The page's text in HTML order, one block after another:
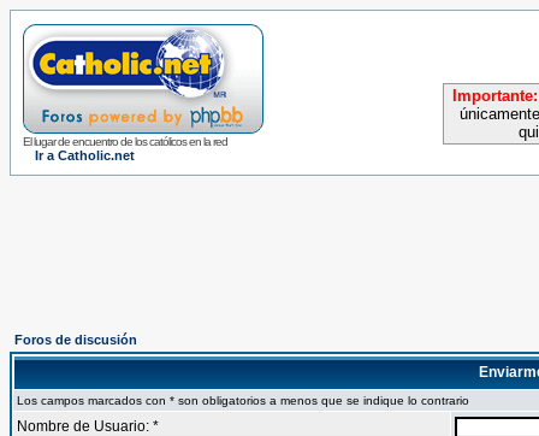
El lugar de encuentro de los católicos en la red
Ir a Catholic.net
Importante:
Foros de discusión
Los campos marcados con * son obligatorios a menos que se indique lo contrario
Nombre de Usuario: *